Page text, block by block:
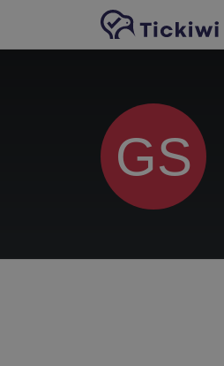
Zum Hauptinhalt springen
GS